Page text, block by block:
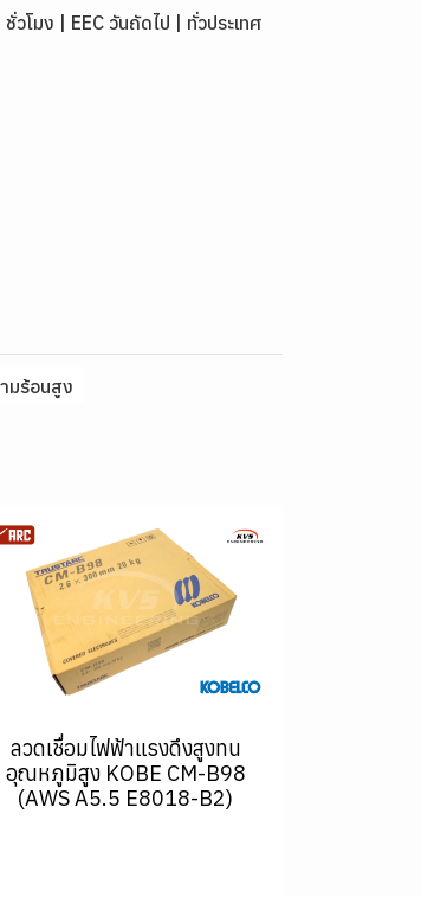
โมง | EEC วันถัดไป | ทั่วประเทศ
มร้อนสูง
ลวดเชื่อมไฟฟ้าแรงดึงสูงทน
อุณหภูมิสูง KOBE CM-B98
(AWS A5.5 E8018-B2)